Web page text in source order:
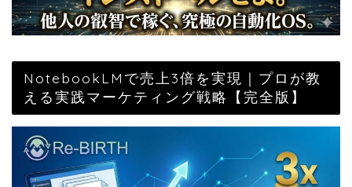
NotebookLMで売上3倍を実現｜プロが教
える実践マーケティング戦略【完全版】